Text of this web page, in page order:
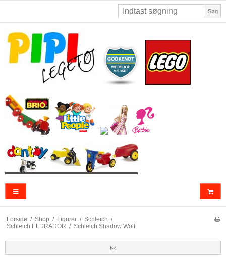
Søg
Forside / Shop / Figurer / Schleich /
Schleich ELDRADOR / Schleich Shadow Wolf